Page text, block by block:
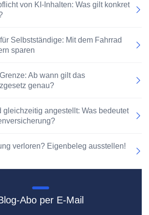
von KI-Inhalten: Was gilt konkret
Selbstständige: Mit dem Fahrrad
sparen
Ab wann gilt das
genau?
gleichzeitig angestellt: Was bedeutet
verloren? Eigenbeleg ausstellen!
Abo per E-Mail